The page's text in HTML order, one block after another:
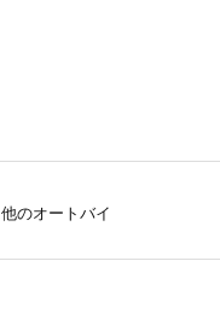
他のオートバイ